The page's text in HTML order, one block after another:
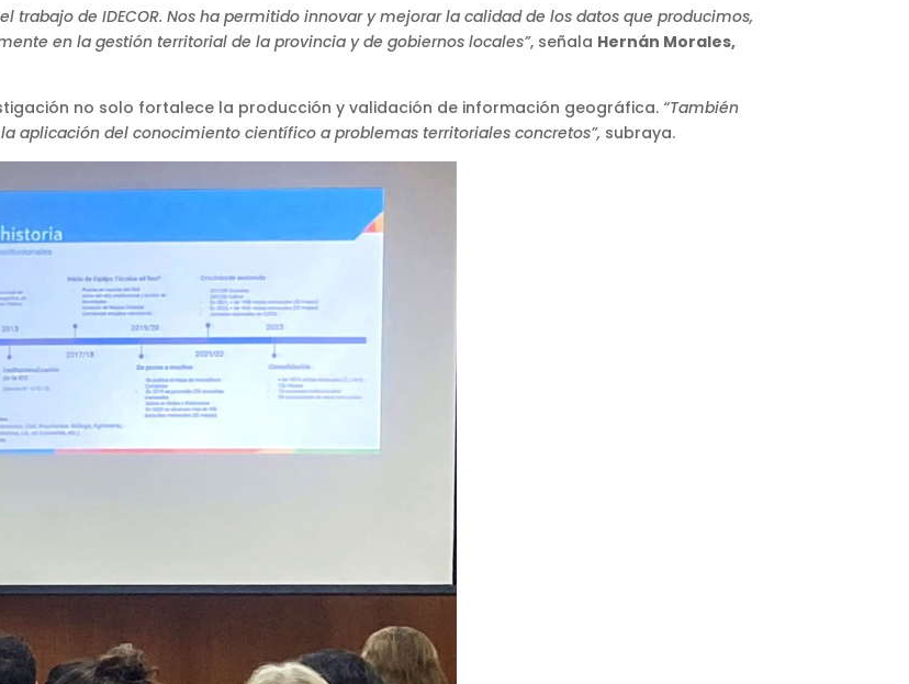
trabajo de IDECOR. Nos ha permitido innovar y mejorar la calidad de los datos que producimos,
en la gestión territorial de la provincia y de gobiernos locales”, señala Hernán Morales,
no solo fortalece la producción y validación de información geográfica. “También
aplicación del conocimiento científico a problemas territoriales concretos”, subraya.